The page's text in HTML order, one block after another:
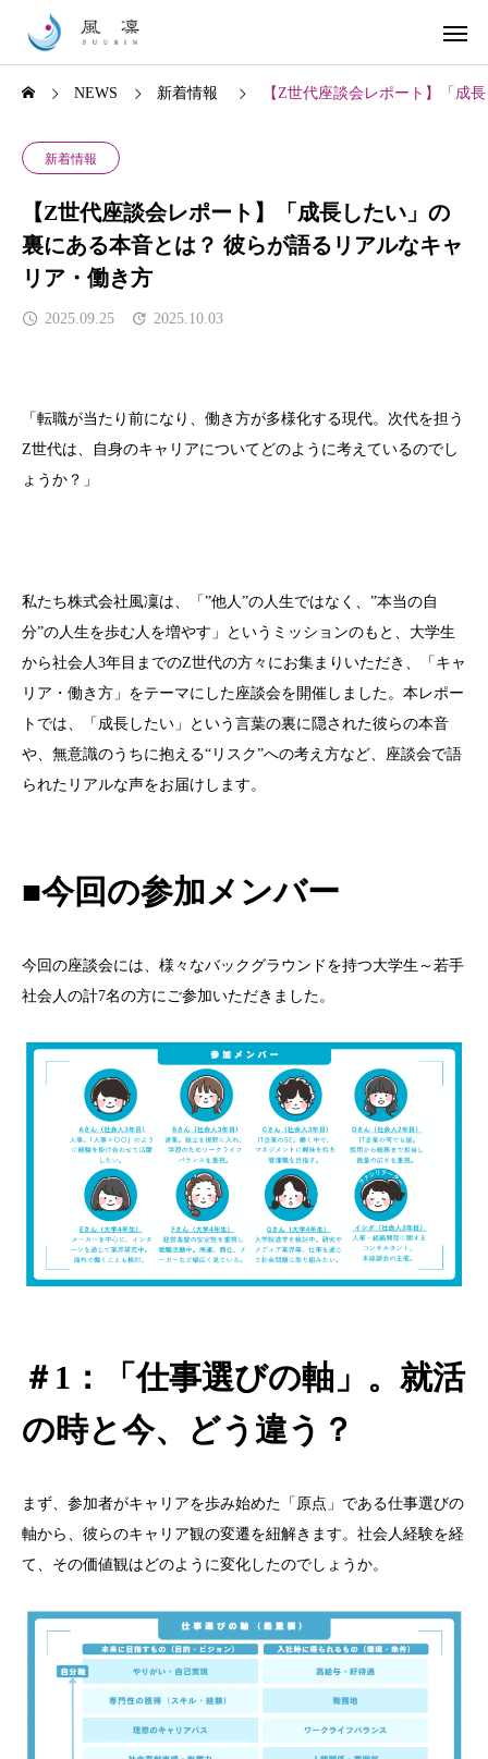
NEWS 新着情報 【Z世代座談会レポート】「成
新着情報
【Z世代座談会レポート】「成長したい」の
裏にある本音とは？ 彼らが語るリアルなキャ
リア・働き方
2025.09.25 2025.10.03
「転職が当たり前になり、働き方が多様化する現代。次代を担う
Z世代は、自身のキャリアについてどのように考えているのでし
ょうか？」
私たち株式会社風凜は、「 ”他人”の人生ではなく、 ”本当の自
分”の人生を歩む人を増やす」というミッションのもと、大学生
から社会人3年目までのZ世代の方々にお集まりいただき、「キャ
リア・働き方」をテーマにした座談会を開催しました。本レポー
トでは、「成長したい」という言葉の裏に隠された彼らの本音
や、無意識のうちに抱える“ リスク”への考え方など、座談会で語
られたリアルな声をお届けします。
■今回の参加メンバー
今回の座談会には、様々なバックグラウンドを持つ大学生～若手
社会人の計7名の方にご参加いただきました。
＃ 1 ：「仕事選びの軸」。就活
の時と今、どう違う？
まず、参加者がキャリアを歩み始めた「原点」である仕事選びの
軸から、彼らのキャリア観の変遷を紐解きます。社会人経験を経
て、その価値観はどのように変化したのでしょうか。